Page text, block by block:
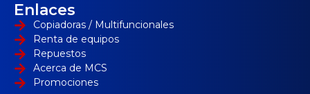
Enlaces
Copiadoras / Multifuncionales
Renta de equipos
Repuestos
Acerca de MCS
Promociones